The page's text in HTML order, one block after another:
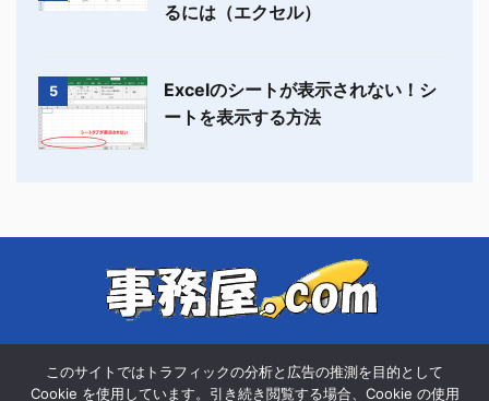
るには（エクセル）
5
Excelのシートが表示されない！シ
ートを表示する方法
ドなど「共有すると良さそうなこと」をブログやPodcastで配信しています。
このサイトではトラフィックの分析と広告の推測を目的として
Cookie を使用しています。引き続き閲覧する場合、Cookie の使用